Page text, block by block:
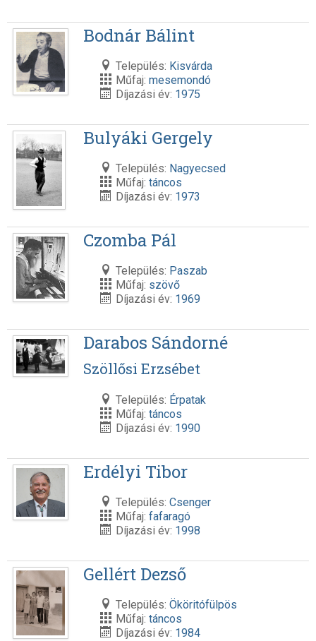
Bodnár Bálint
Település: Kisvárda
Műfaj: mesemondó
Díjazási év: 1975
Bulyáki Gergely
Település: Nagyecsed
Műfaj: táncos
Díjazási év: 1973
Czomba Pál
Település: Paszab
Műfaj: szövő
Díjazási év: 1969
Darabos Sándorné
Szöllősi Erzsébet
Település: Érpatak
Műfaj: táncos
Díjazási év: 1990
Erdélyi Tibor
Település: Csenger
Műfaj: fafaragó
Díjazási év: 1998
Gellért Dezső
Település: Ököritófülpös
Műfaj: táncos
Díjazási év: 1984